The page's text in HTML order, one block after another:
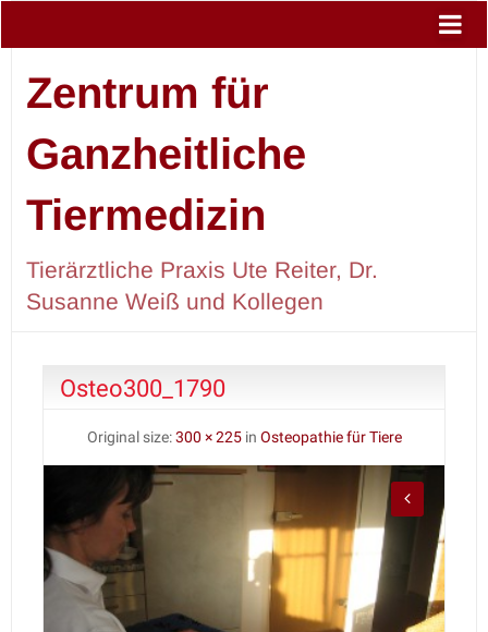
Zentrum für
Ganzheitliche
Tiermedizin
Tierärztliche Praxis Ute Reiter, Dr.
Susanne Weiß und Kollegen
Osteo300_1790
Original size:300 × 225in Osteopathie für Tiere